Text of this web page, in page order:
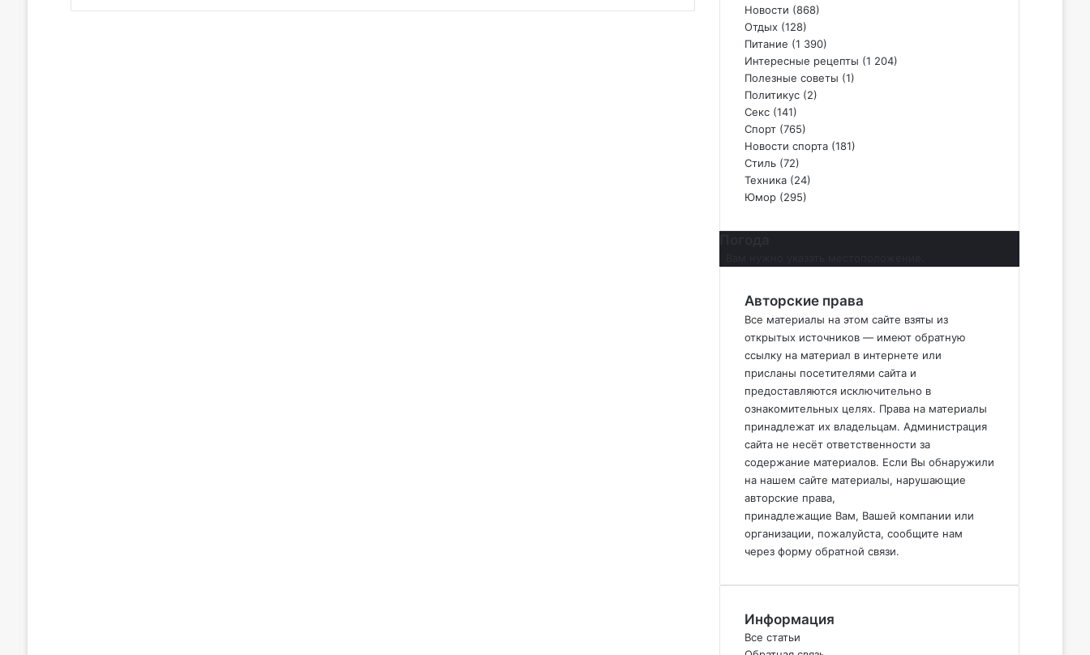
Новости (868)
Отдых(128)
Питание (1 390)
Интересные рецепты (1 204)
Полезные советы (1)
Политикус(2)
Секс(141)
Спорт(765)
Новости спорта(181)
Стиль(72)
Техника(24)
Юмор(295)
Авторские права
Все материалы на этом сайте взяты из
открытых источников — имеют обратную
ссылку на материал в интернете или
присланы посетителями сайта и
предоставляются исключительно в
ознакомительных целях. Права на материалы
принадлежат их владельцам. Администрация
сайта не несётответственности за
содержание материалов. Если Вы обнаружили
на нашем сайте материалы, нарушающие
авторские права,
принадлежащие Вам, Вашей компании или
организации, пожалуйста, сообщите нам
через форму обратной связи.
Информация
Все статьи